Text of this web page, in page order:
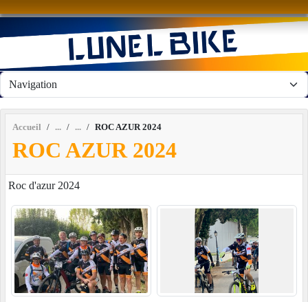
Accueil ROC AZUR 2024
ROC AZUR 2024
Roc d'azur 2024